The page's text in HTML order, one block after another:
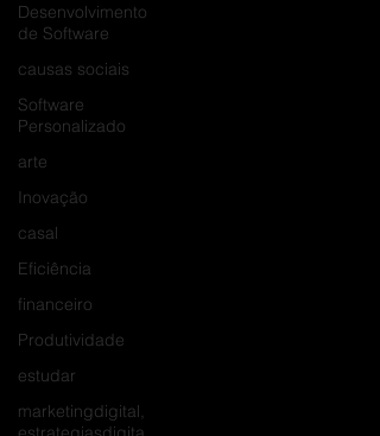
Desenvolvimento
de Software
causas sociais
Software
Personalizado
arte
Inovação
casal
Eficiência
financeiro
Produtividade
estudar
marketingdigital,